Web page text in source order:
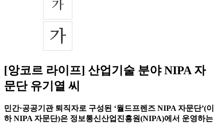
[앙코르 라이프] 산업기술 분야 NIPA 자
문단 유기열 씨
민간·공공기관 퇴직자로 구성된 ‘월드프렌즈 NIPA 자문단’(이
하 NIPA 자문단)은 정보통신산업진흥원(NIPA)에서 운영하는